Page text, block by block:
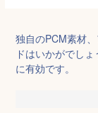
独自のPCM素材
ドはいかがでし
に有効です。